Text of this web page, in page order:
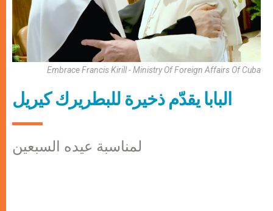
Embrace Francis Kirill - Ministry Of Foreign Affairs Of Cuba
البابا يقدّم ذخيرة للبطريرك كيريل
لمناسبة عيده السبعين